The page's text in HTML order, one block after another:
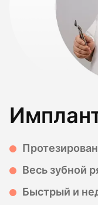
Весь зубной
Быстрый и